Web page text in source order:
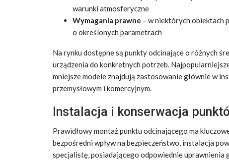
warunki atmosferyczne
Wymagania prawne – w niektórych obiektach
o określonych parametrach
Na rynku dostępne są punkty odcinające o różnych
urządzenia do konkretnych potrzeb.
mniejsze modele znajdują zastosowanie głównie w
przemysłowym i komercyjnym.
Instalacja i konserwacja
Prawidłowy montaż punktu odcinającego ma
bezpośredni wpływ na bezpieczeństwo, instalacja
specjalistę, posiadającego odpowiednie uprawnienia